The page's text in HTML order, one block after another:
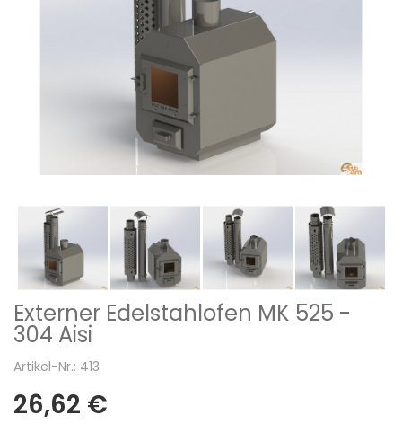
Externer Edelstahlofen MK 525 -
304 Aisi
Artikel-Nr.: 413
26,62 €